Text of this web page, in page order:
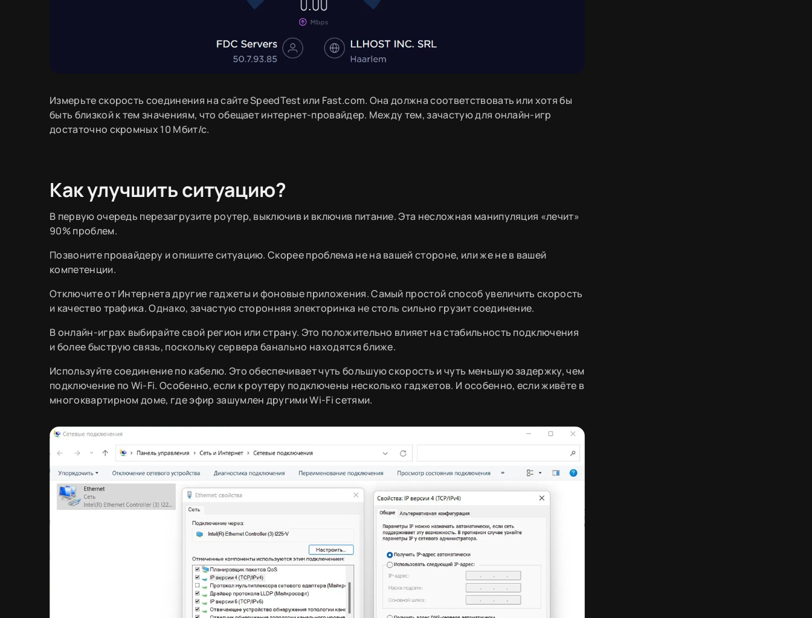
Измерьте скорость соединения на сайте SpeedTest или Fast.com. Она должна соответствовать или хотя бы
быть близкой к тем значениям, что обещает интернет-провайдер. Между тем, зачастую для онлайн-игр
достаточно скромных 10 Мбит/с.
Как улучшить ситуацию?
В первую очередь перезагрузите роутер, выключив и включив питание. Эта несложная манипуляция «лечит»
90% проблем.
Позвоните провайдеру и опишите ситуацию. Скорее проблема не на вашей стороне, или же не в вашей
компетенции.
Отключите от Интернета другие гаджеты и фоновые приложения. Самый простой способ увеличить скорость
и качество трафика. Однако, зачастую сторонняя электоринка не столь сильно грузит соединение.
В онлайн-играх выбирайте свой регион или страну. Это положительно влияет на стабильность подключения
и более быструю связь, поскольку сервера банально находятся ближе.
Используйте соединение по кабелю. Это обеспечивает чуть большую скорость и чуть меньшую задержку, чем
подключение по Wi-Fi. Особенно, если к роутеру подключены несколько гаджетов. И особенно, если живёте в
многоквартирном доме, где эфир зашумлен другими Wi-Fi сетями.